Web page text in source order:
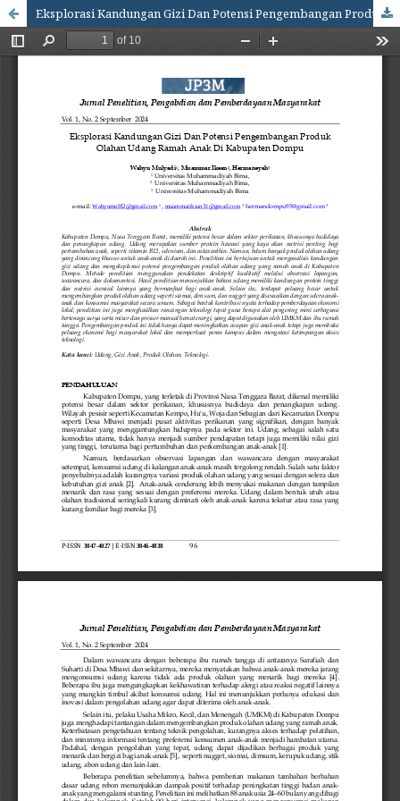
Eksplorasi Kandungan Gizi Dan Potensi Pengembangan Produk Olahan Udang Ramah Anak Di Kabupaten Dompu